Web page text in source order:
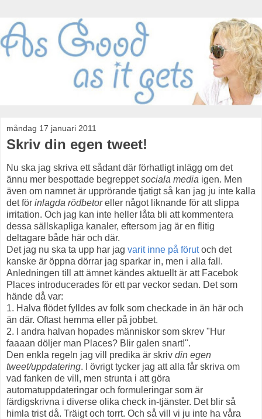
måndag 17 januari 2011
Skriv din egen tweet!
Nu ska jag skriva ett sådant där förhatligt inlägg om det
ännu mer bespottade begreppetsociala media igen. Men
även om namnet är upprörande tjatigt så kan jag ju inte kalla
det för inlagda rödbetoreller något liknande för att slippa
irritation. Och jag kan inte heller låta bli att kommentera
dessa sällskapliga kanaler, eftersom jag är en flitig
deltagare både här och där.
Det jag nu ska ta upp har jag varit inne på förutoch det
kanske är öppna dörrar jag sparkar in, men i alla fall.
Anledningen till att ämnet kändes aktuellt är att Facebok
Places introducerades för ett par veckor sedan. Det som
hände då var:
1. Halva flödet fylldes av folk som checkade in än här och
än där. Oftast hemma eller på jobbet.
2. I andra halvan hopades människor som skrev "Hur
faaaan döljer man Places? Blir galen snart!".
Den enkla regeln jag vill predika är skriv din egen
tweet/uppdatering. I övrigt tycker jag att alla får skriva om
vad fanken de vill, men strunta i att göra
automatuppdateringar och formuleringar som är
färdigskrivna i diverse olika check in-tjänster. Det blir så
himla trist då. Träigt och torrt. Och så vill vi ju inte ha våra